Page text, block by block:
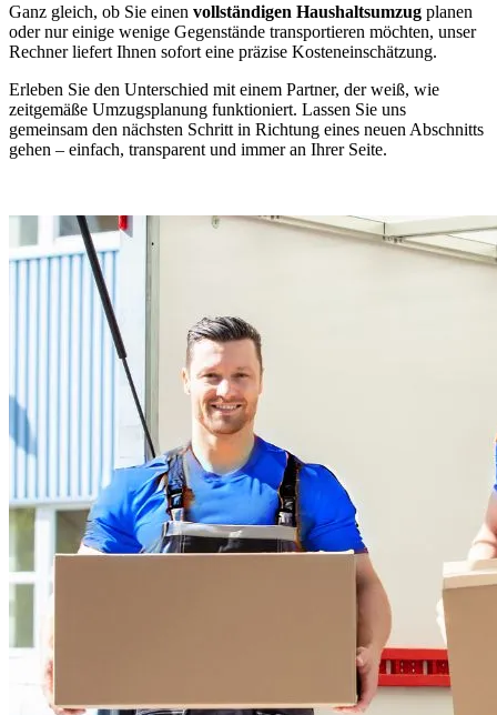
Ganz gleich, ob Sie einen vollständigen Haushaltsumzug planen
oder nur einige wenige Gegenstände transportieren möchten, unser
Rechner liefert Ihnen sofort eine präzise Kosteneinschätzung.
Erleben Sie den Unterschied mit einem Partner, der weiß, wie
zeitgemäße Umzugsplanung funktioniert. Lassen Sie uns
gemeinsam den nächsten Schritt in Richtung eines neuen Abschnitts
gehen – einfach, transparent und immer an Ihrer Seite.